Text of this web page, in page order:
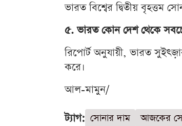
ভারত বিশ্বের দ্বিতীয় বৃহত্তম
৫. ভারত কোন দেশ থেকে
রিপোর্ট অনুযায়ী, ভারত
করে।
আল-মামুন/
ট্যাগ: সোনার দাম আজকের